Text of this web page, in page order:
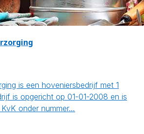
is een hoveniersbedrijf met 1
is opgericht op 01-01-2008 en is
onder nummer…